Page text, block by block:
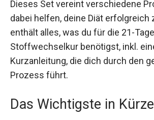
Dieses Set vereint verschiedene
dabei helfen, deine Diät erfolgreich
Es enthält alles, was du für die 21-
Stoffwechselkur benötigst, inkl.
Kurzanleitung, die dich durch den
Prozess führt.
Das Wichtigste in Kürze